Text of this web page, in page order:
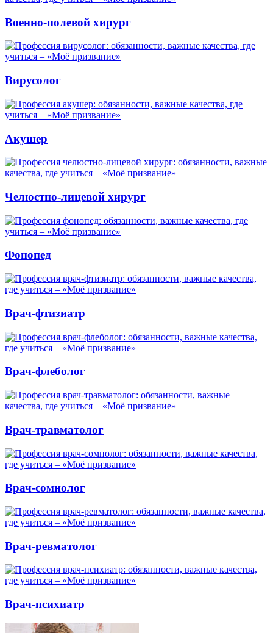
Военно-полевой хирург
Вирусолог
Акушер
Челюстно-лицевой хирург
Фонопед
Врач-фтизиатр
Врач-флеболог
Врач-травматолог
Врач-сомнолог
Врач-ревматолог
Врач-психиатр